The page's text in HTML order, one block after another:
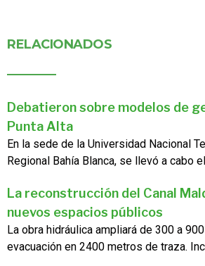
RELACIONADOS
Debatieron sobre modelos de
Punta Alta
En la sede de la Universidad Nacional
Regional Bahía Blanca, se llevó a cabo
La reconstrucción del Canal
nuevos espacios públicos
La obra hidráulica ampliará de 300 a
evacuación en 2400 metros de traza.